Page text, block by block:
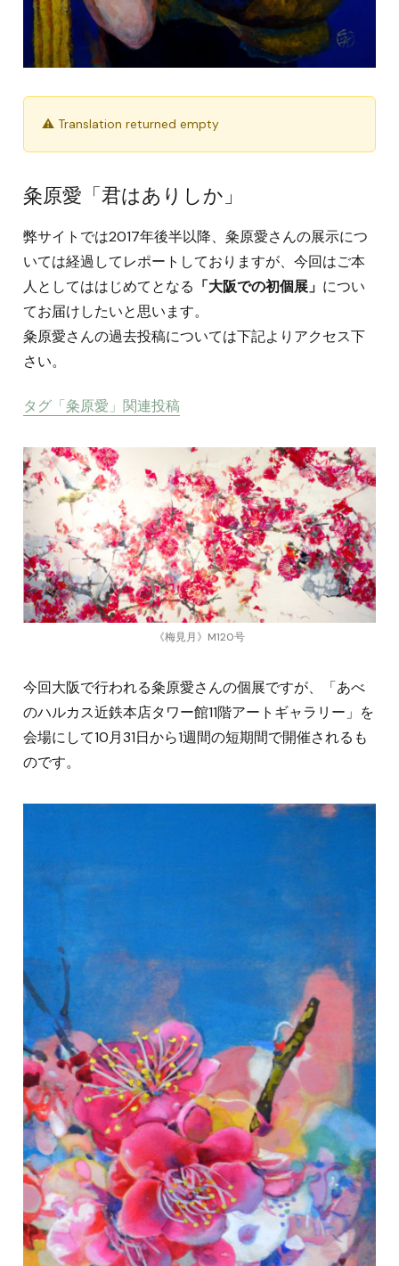
⚠ Translation returned empty
粂原愛「君はありしか」
弊サイトでは2017年後半以降、粂原愛さんの展示につ
いては経過してレポートしておりますが、今回はご本
人としてははじめてとなる 「大阪での初個展」 につい
てお届けしたいと思います。
粂原愛さんの過去投稿については下記よりアクセス下
さい。
タグ「粂原愛」関連投稿
《梅見月》M120号
今回大阪で行われる粂原愛さんの個展ですが、「あべ
のハルカス近鉄本店タワー館11階アートギャラリー」を
会場にして10月31日から1週間の短期間で開催されるも
のです。